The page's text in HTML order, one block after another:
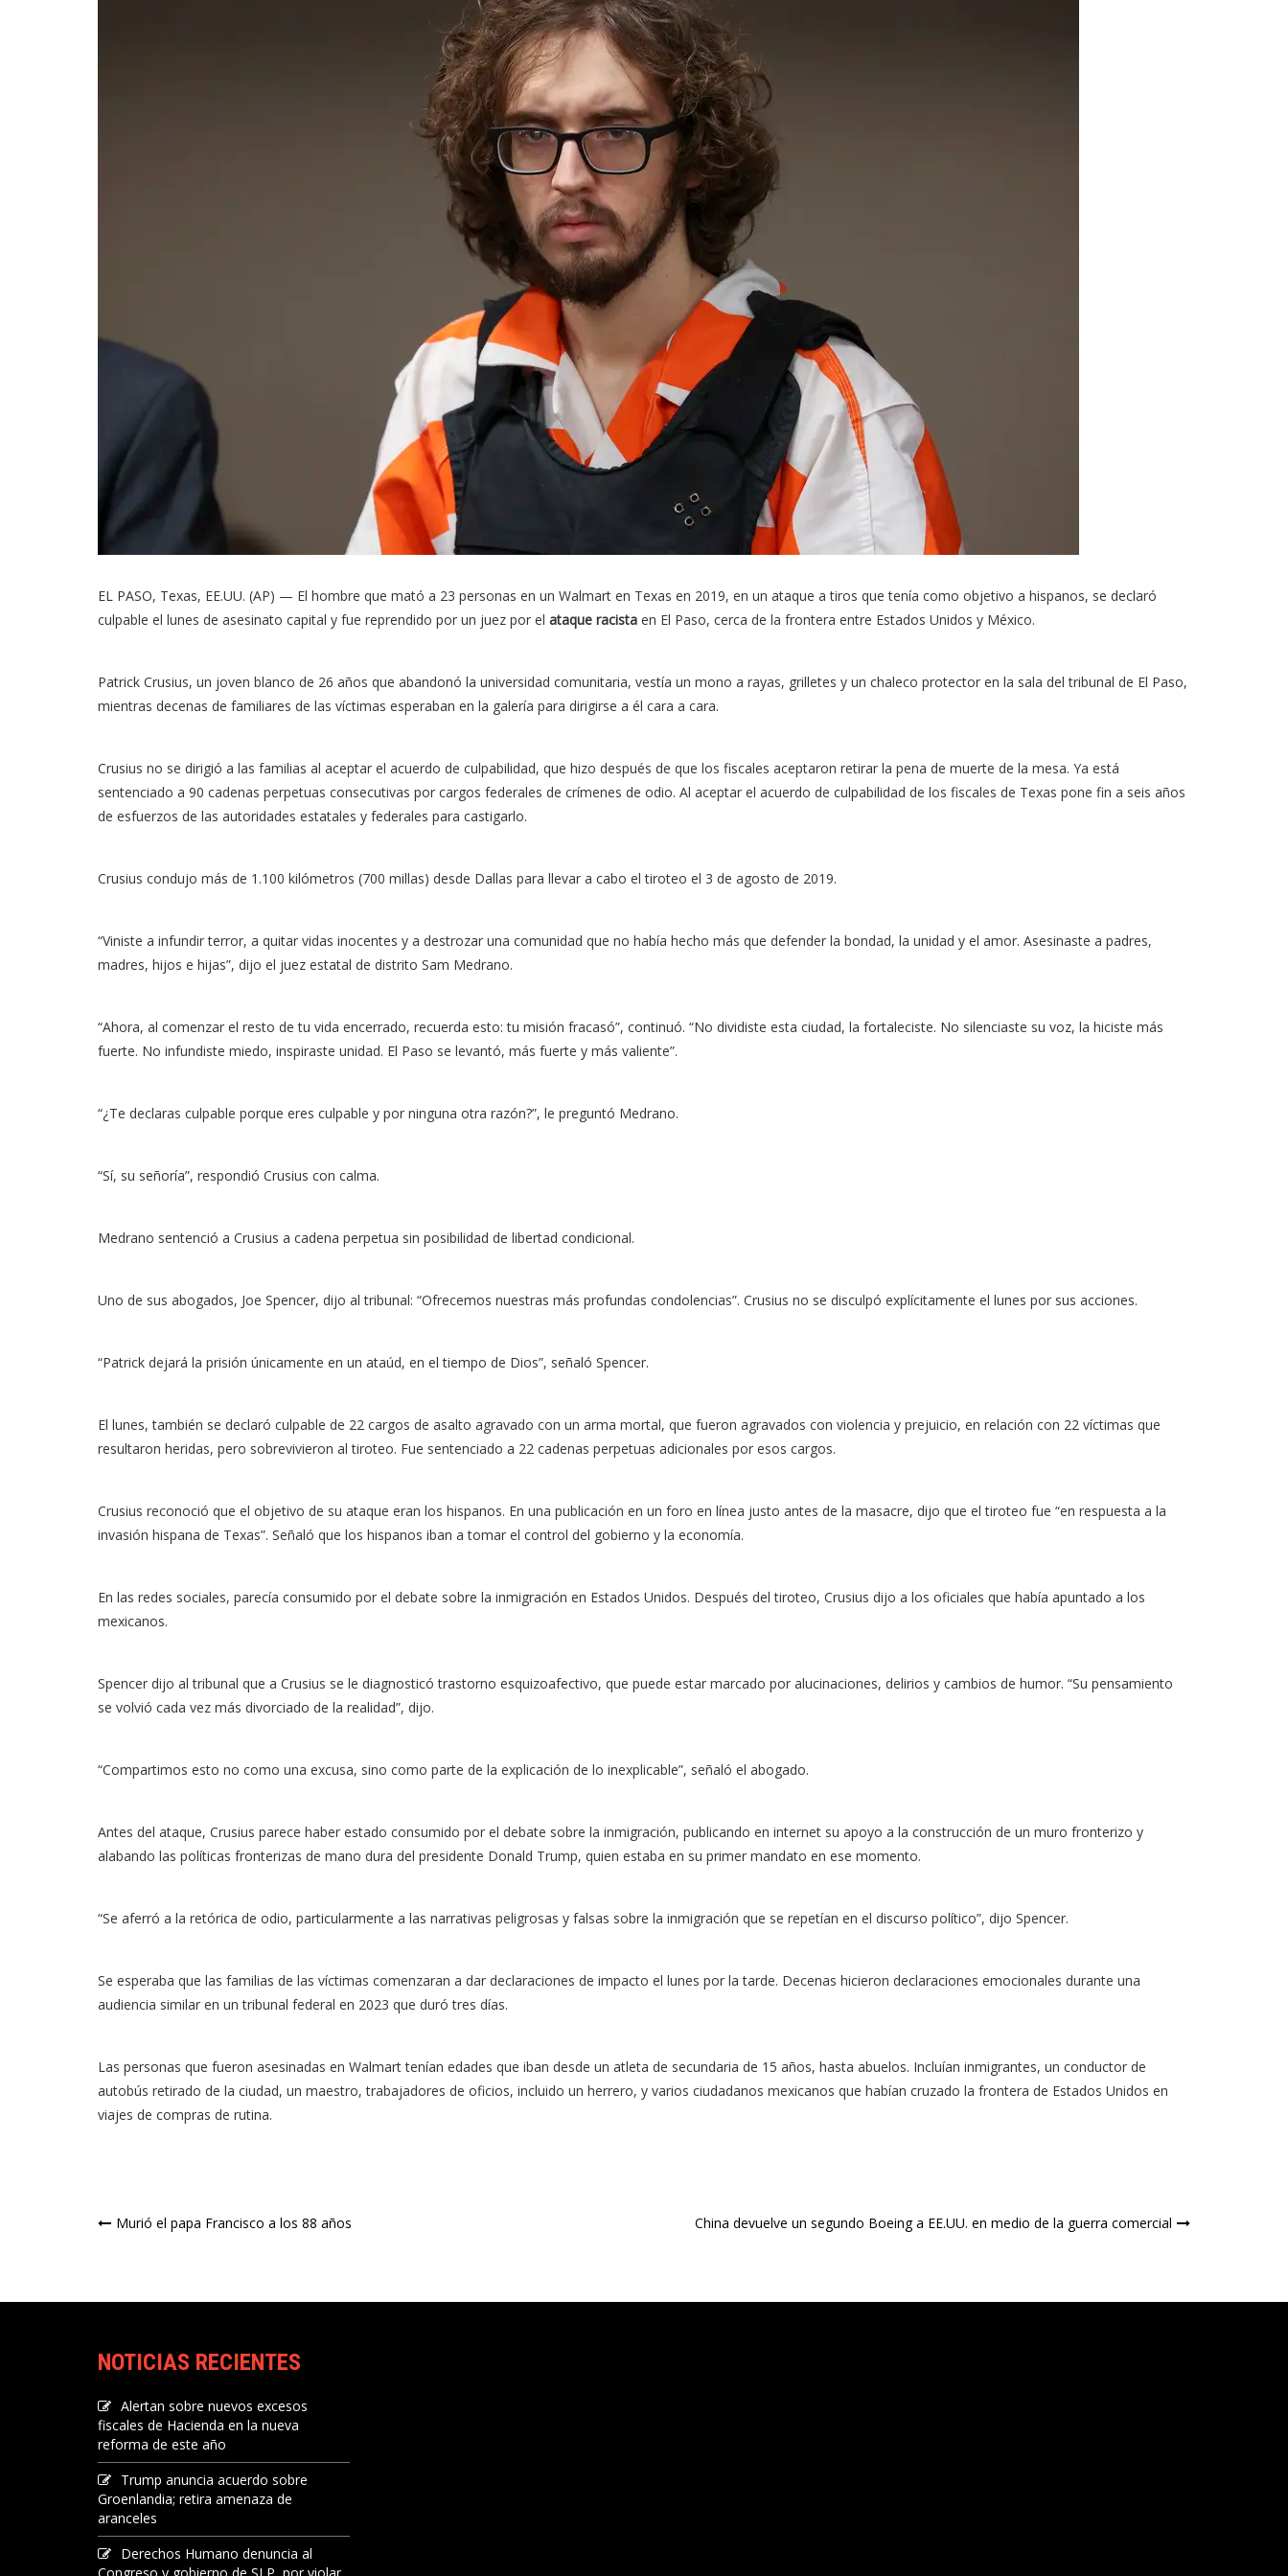
EL PASO, Texas, EE.UU. (AP) — El hombre que mató a 23 personas en un Walmart en Texas en 2019, en un ataque a tiros que tenía como objetivo a hispanos, se declaró
culpable el lunes de asesinato capital y fue reprendido por un juez por el ataque racista en El Paso, cerca de la frontera entre Estados Unidos y México.
Patrick Crusius, un joven blanco de 26 años que abandonó la universidad comunitaria, vestía un mono a rayas, grilletes y un chaleco protector en la sala del tribunal de El Paso,
mientras decenas de familiares de las víctimas esperaban en la galería para dirigirse a él cara a cara.
Crusius no se dirigió a las familias al aceptar el acuerdo de culpabilidad, que hizo después de que los fiscales aceptaron retirar la pena de muerte de la mesa. Ya está
sentenciado a 90 cadenas perpetuas consecutivas por cargos federales de crímenes de odio. Al aceptar el acuerdo de culpabilidad de los fiscales de Texas pone fin a seis años
de esfuerzos de las autoridades estatales y federales para castigarlo.
Crusius condujo más de 1.100 kilómetros (700 millas) desde Dallas para llevar a cabo el tiroteo el 3 de agosto de 2019.
“Viniste a infundir terror, a quitar vidas inocentes y a destrozar una comunidad que no había hecho más que defender la bondad, la unidad y el amor. Asesinaste a padres,
madres, hijos e hijas”, dijo el juez estatal de distrito Sam Medrano.
“Ahora, al comenzar el resto de tu vida encerrado, recuerda esto: tu misión fracasó”, continuó. “No dividiste esta ciudad, la fortaleciste. No silenciaste su voz, la hiciste más
fuerte. No infundiste miedo, inspiraste unidad. El Paso se levantó, más fuerte y más valiente”.
“¿Te declaras culpable porque eres culpable y por ninguna otra razón?”, le preguntó Medrano.
“Sí, su señoría”, respondió Crusius con calma.
Medrano sentenció a Crusius a cadena perpetua sin posibilidad de libertad condicional.
Uno de sus abogados, Joe Spencer, dijo al tribunal: “Ofrecemos nuestras más profundas condolencias”. Crusius no se disculpó explícitamente el lunes por sus acciones.
“Patrick dejará la prisión únicamente en un ataúd, en el tiempo de Dios”, señaló Spencer.
El lunes, también se declaró culpable de 22 cargos de asalto agravado con un arma mortal, que fueron agravados con violencia y prejuicio, en relación con 22 víctimas que
resultaron heridas, pero sobrevivieron al tiroteo. Fue sentenciado a 22 cadenas perpetuas adicionales por esos cargos.
Crusius reconoció que el objetivo de su ataque eran los hispanos. En una publicación en un foro en línea justo antes de la masacre, dijo que el tiroteo fue “en respuesta a la
invasión hispana de Texas”. Señaló que los hispanos iban a tomar el control del gobierno y la economía.
En las redes sociales, parecía consumido por el debate sobre la inmigración en Estados Unidos. Después del tiroteo, Crusius dijo a los oficiales que había apuntado a los
mexicanos.
Spencer dijo al tribunal que a Crusius se le diagnosticó trastorno esquizoafectivo, que puede estar marcado por alucinaciones, delirios y cambios de humor. “Su pensamiento
se volvió cada vez más divorciado de la realidad”, dijo.
“Compartimos esto no como una excusa, sino como parte de la explicación de lo inexplicable”, señaló el abogado.
Antes del ataque, Crusius parece haber estado consumido por el debate sobre la inmigración, publicando en internet su apoyo a la construcción de un muro fronterizo y
alabando las políticas fronterizas de mano dura del presidente Donald Trump, quien estaba en su primer mandato en ese momento.
“Se aferró a la retórica de odio, particularmente a las narrativas peligrosas y falsas sobre la inmigración que se repetían en el discurso político”, dijo Spencer.
Se esperaba que las familias de las víctimas comenzaran a dar declaraciones de impacto el lunes por la tarde. Decenas hicieron declaraciones emocionales durante una
audiencia similar en un tribunal federal en 2023 que duró tres días.
Las personas que fueron asesinadas en Walmart tenían edades que iban desde un atleta de secundaria de 15 años, hasta abuelos. Incluían inmigrantes, un conductor de
autobús retirado de la ciudad, un maestro, trabajadores de oficios, incluido un herrero, y varios ciudadanos mexicanos que habían cruzado la frontera de Estados Unidos en
viajes de compras de rutina.
Navegación
Murió el papa Francisco a los 88 años China devuelve un segundo Boeing a EE.UU. en medio de la guerra comercial
NOTICIAS RECIENTES
Alertan sobre nuevos excesos
fiscales de Hacienda en la nueva
reforma de este año
Trump anuncia acuerdo sobre
Groenlandia; retira amenaza de
aranceles
Derechos Humano denuncia al